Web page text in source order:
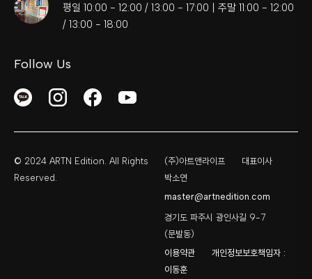
평일 10:00 - 12:00 / 13:00 - 17:00 | 주말 11:00 - 12:00
/ 13:00 - 18:00
Follow Us
© 2024 ARTN Edition. All Rights
Reserved.
(주)아트앤라이프
대표이사
박소연
master@artnedition.com
경기도 파주시 광인사길 9-7
(문발동)
이용약관
개인정보보호책임자 :
이동훈